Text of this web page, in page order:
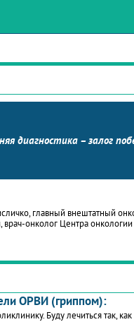
диагностика – залог
главный внештатный
врач-онколог Центра
ОРВИ (гриппом):
Буду лечиться так,